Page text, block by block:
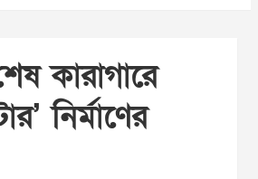
কারাগারে
নির্মাণের